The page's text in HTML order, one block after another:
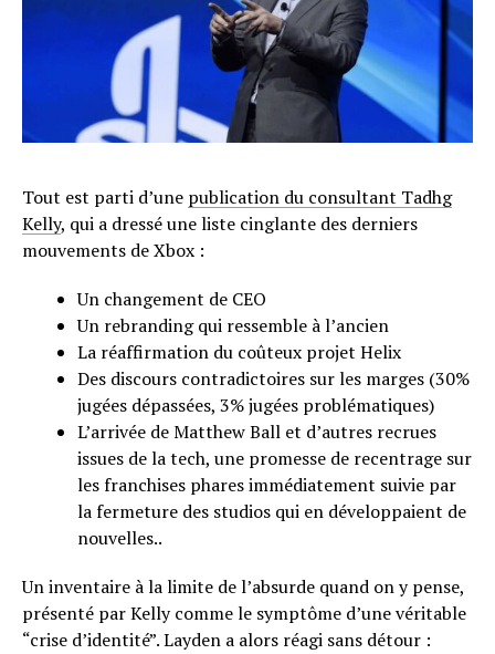
Tout est parti d’une publication du consultant Tadhg
Kelly, qui a dressé une liste cinglante des derniers
mouvements de Xbox :
Un changement de CEO
Un rebranding qui ressemble à l’ancien
La réaffirmation du coûteux projet Helix
Des discours contradictoires sur les marges (30%
jugées dépassées, 3% jugées problématiques)
L’arrivée de Matthew Ball et d’autres recrues
issues de la tech, une promesse de recentrage sur
les franchises phares immédiatement suivie par
la fermeture des studios qui en développaient de
nouvelles..
Un inventaire à la limite de l’absurde quand on y pense,
présenté par Kelly comme le symptôme d’une véritable
“crise d’identité”. Layden a alors réagi sans détour :